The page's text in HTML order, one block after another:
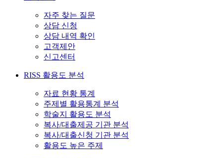
자주 찾는 질문
상담 신청
상담 내역 확인
고객제안
신고센터
RISS 활용도 분석
자료 현황 통계
주제별 활용통계 분석
학술지 활용도 분석
복사/대출제공 기관 분석
복사/대출신청 기관 분석
활용도 높은 주제